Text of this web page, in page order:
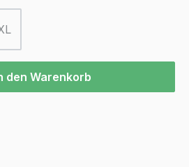
nicht verfügbar.)
ist zurzeit nicht verfügbar.)
(Diese Option ist zurzeit nicht verfügbar.)
ein oder benutze die Schaltflächen
den Warenkorb